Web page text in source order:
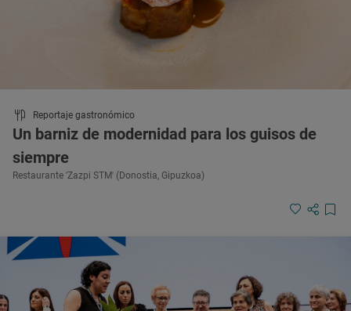
Reportaje gastronómico
Un barniz de modernidad para los guisos de
siempre
Restaurante 'Zazpi STM' (Donostia, Gipuzkoa)